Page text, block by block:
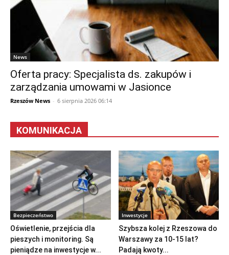
News
Oferta pracy: Specjalista ds. zakupów i
zarządzania umowami w Jasionce
Rzeszów News - 6 sierpnia 2026 06:14
KOMUNIKACJA
Bezpieczeństwo
Oświetlenie, przejścia dla
pieszych i monitoring. Są
pieniądze na inwestycje w...
Inwestycje
Szybsza kolej z Rzeszowa do
Warszawy za 10-15 lat?
Padają kwoty...